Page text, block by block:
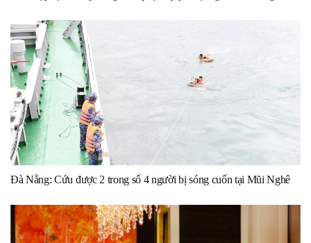
Đà Nẵng: Cứu được 2 trong số 4 người bị sóng cuốn tại Mũi Nghê